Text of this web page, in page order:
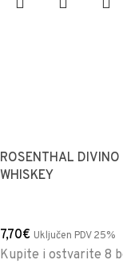
ROSENTHAL
WHISKEY
7,70€ Uključen PDV 25%
Kupite i ostvarite 8